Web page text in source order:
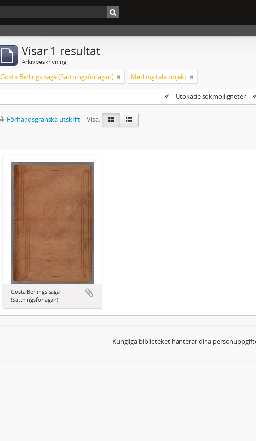
Visar 1 resultat
Arkivbeskrivning
Gösta Berlings saga (Sättningsförlagan) Med digitala objekt
Utökade sökmöjligheter
Förhandsgranska utskrift
Visa:
Gösta Berlings saga
(Sättningsförlagan)
Kungliga biblioteket hanterar dina